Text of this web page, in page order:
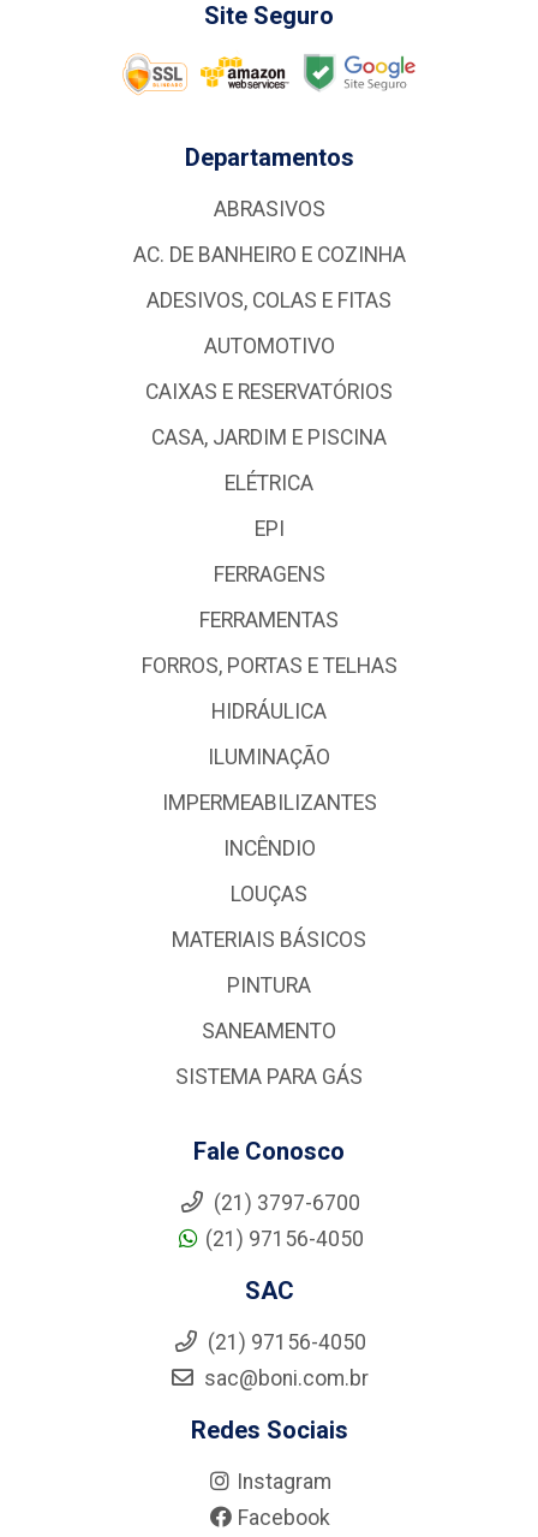
Site Seguro
Departamentos
ABRASIVOS
AC. DE BANHEIRO E COZINHA
ADESIVOS, COLAS E FITAS
AUTOMOTIVO
CAIXAS E RESERVATÓRIOS
CASA, JARDIM E PISCINA
ELÉTRICA
EPI
FERRAGENS
FERRAMENTAS
FORROS, PORTAS E TELHAS
HIDRÁULICA
ILUMINAÇÃO
IMPERMEABILIZANTES
INCÊNDIO
LOUÇAS
MATERIAIS BÁSICOS
PINTURA
SANEAMENTO
SISTEMA PARA GÁS
Fale Conosco
(21) 3797-6700
(21) 97156-4050
SAC
(21) 97156-4050
sac@boni.com.br
Redes Sociais
Instagram
Facebook